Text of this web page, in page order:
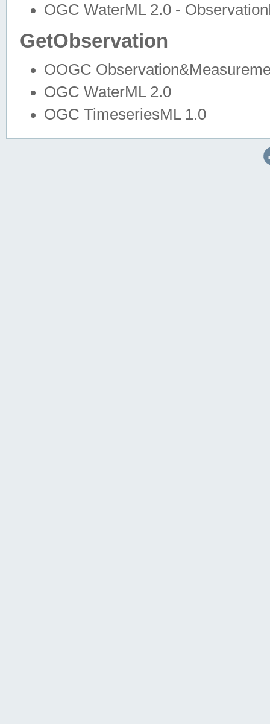
OGC WaterML 2.0 -
GetObservation
OOGC
OGC WaterML 2.0
OGC TimeseriesML 1.0